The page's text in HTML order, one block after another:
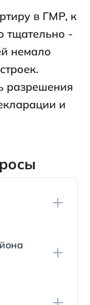
в ГМР, к
тщательно -
немало
разрешения
и
и